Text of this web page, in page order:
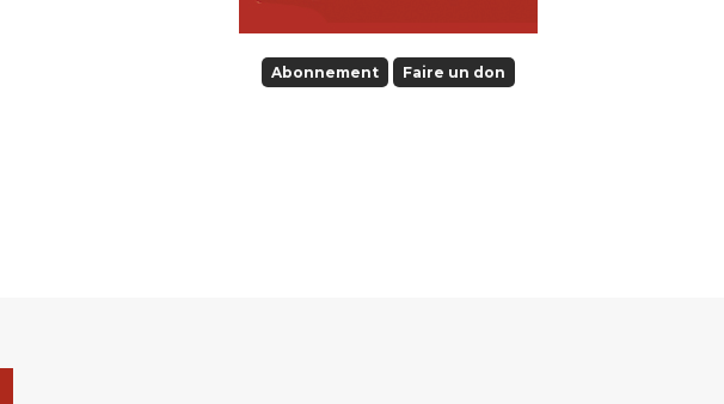
Abonnement Faire un don